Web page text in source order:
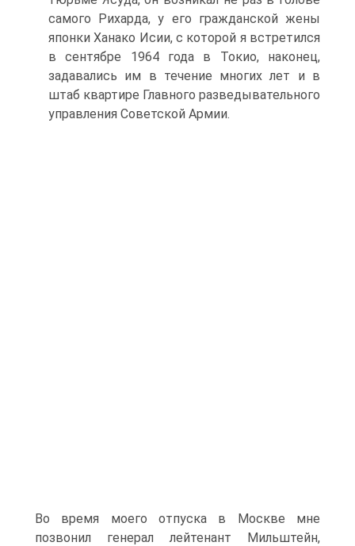
самого Рихарда, у его гражданской жены
японки Ханако Исии, с которой я встретился
в сентябре 1964 года в Токио, наконец,
задавались им в течение многих лет и в
штаб квартире Главного разведывательного
управления Советской Армии.
Во время моего отпуска в Москве мне
позвонил генерал лейтенант Мильштейн,